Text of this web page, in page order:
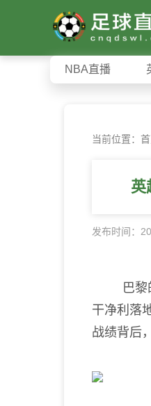
NBA直播
当前位置：
英
发布时间：
巴黎的
干净利落
战绩背后